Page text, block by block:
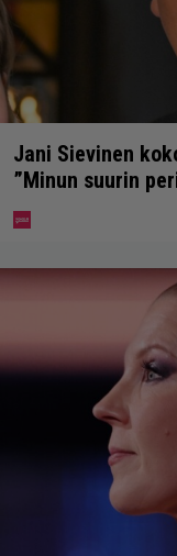
Jani Sievinen
”Minun suurin